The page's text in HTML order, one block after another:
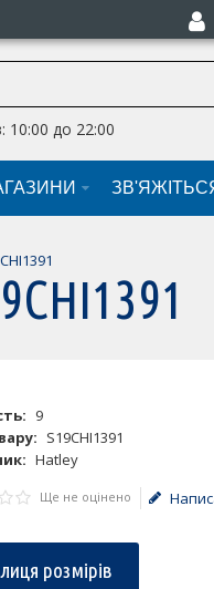
10:00 до 22:00
9
S19CHI1391
Hatley
Ще не оцінено
розмірів